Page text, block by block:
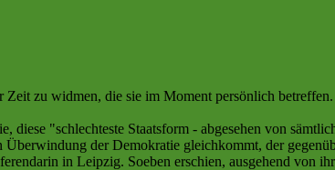
Zeit zu widmen, die sie im Moment persönlich
"schlechteste Staatsform - abgesehen von
der Demokratie gleichkommt, der
in Leipzig. Soeben erschien, ausgehend von